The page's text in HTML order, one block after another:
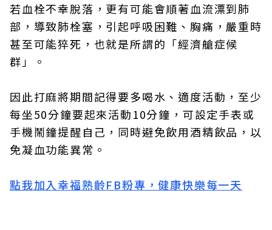
若血栓不幸脫落，更有可能會順著血流漂到肺
部，導致肺栓塞，引起呼吸困難、胸痛，嚴重時
甚至可能猝死，也就是所謂的「經濟艙症候
群」。
因此打麻將期間記得要多喝水、適度活動，至少
每坐50分鐘要起來活動10分鐘，可設定手表或
手機鬧鐘提醒自己，同時避免飲用酒精飲品，以
免凝血功能異常。
點我加入幸福熟齡FB粉專，健康快樂每一天